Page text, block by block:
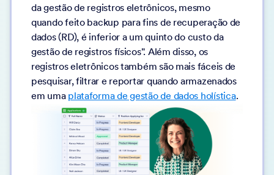
da gestão de registros eletrônicos, mesmo
quando feito backup para fins de recuperação de
dados (RD), é inferior a um quinto do custo da
gestão de registros físicos". Além disso, os
registros eletrônicos também são mais fáceis de
pesquisar, filtrar e reportar quando armazenados
em uma plataforma de gestão de dados holística.